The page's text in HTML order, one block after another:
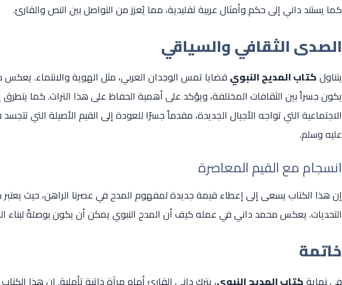
كما يستند داني إلى حكم وأمثال عربية تقليدية، مما يُعزز من التواصل بين النص والقارئ.
الصدى الثقافي والسياقي
يتناولكتاب المديح النبوي قضايا تمس الوجدان العربي، مثل الهوية والانتماء.
يكون جسراً بين الثقافات المختلفة، ويؤكد على أهمية الحفاظ على هذا التراث. كما
الاجتماعية التي تواجه الأجيال الجديدة، مقدماً جسرًا للعودة إلى القيم الأصيلة التي
عليه وسلم.
انسجام مع القيم المعاصرة
إن هذا الكتاب يسعى إلى إعطاء قيمة جديدة لمفهوم المدح في عصرنا الراهن، حيث
التحديات. يعكس محمد داني في عمله كيف أن المدح النبوي يمكن أن يكون بوصلةً لبناء
خاتمة
في نهايةكتاب المديح النبوي، يترك داني القارئ أمام مرآة ذاتية تأملية. إن هذا